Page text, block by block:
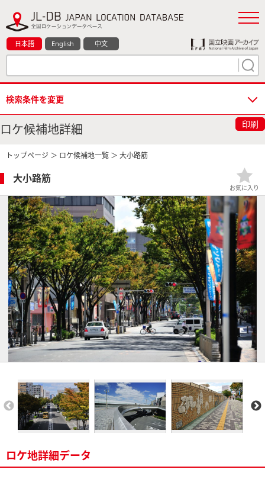
日本語 English 中文
検索条件を変更
ロケ候補地詳細 印刷
トップページ ＞ ロケ候補地一覧 ＞ 大小路筋
大小路筋
お気に入り
ロケ地詳細データ